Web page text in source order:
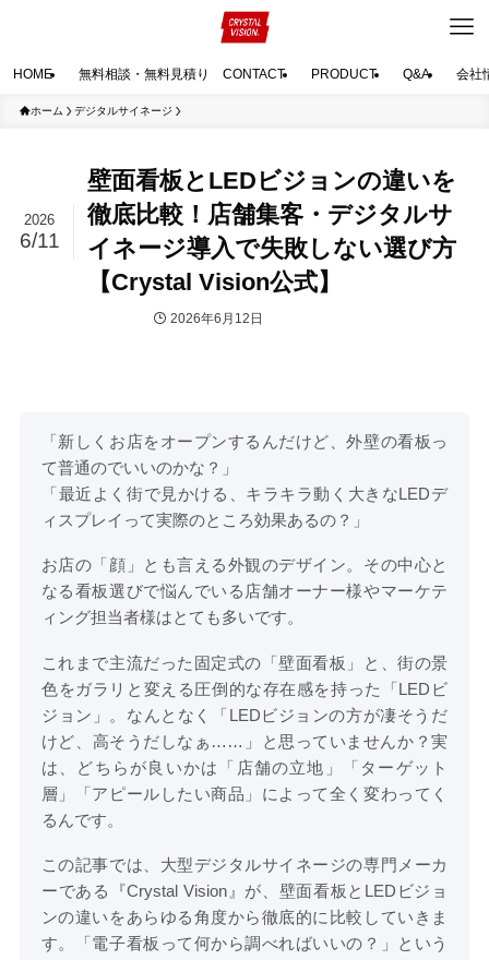
HOME 無料相談・無料見積り CONTACT PRODUCT Q&A 会社
ホーム デジタルサイネージ
壁面看板とLEDビジョンの違いを
徹底比較！店舗集客・デジタルサ
イネージ導入で失敗しない選び方
【Crystal Vision公式】
2026
6/11
2026年6月12日
「新しくお店をオープンするんだけど、外壁の看板っ
て普通のでいいのかな？」
「最近よく街で見かける、キラキラ動く大きなLEDデ
ィスプレイって実際のところ効果あるの？」
お店の「顔」とも言える外観のデザイン。その中心と
なる看板選びで悩んでいる店舗オーナー様やマーケテ
ィング担当者様はとても多いです。
これまで主流だった固定式の「壁面看板」と、街の景
色をガラリと変える圧倒的な存在感を持った「LEDビ
ジョン」。なんとなく「LEDビジョンの方が凄そうだ
けど、高そうだしなぁ……」と思っていませんか？実
は、どちらが良いかは「店舗の立地」「ターゲット
層」「アピールしたい商品」によって全く変わってく
るんです。
この記事では、大型デジタルサイネージの専門メーカ
ーである『Crystal Vision』が、壁面看板とLEDビジョ
ンの違いをあらゆる角度から徹底的に比較していきま
す。「電子看板って何から調べればいいの？」という